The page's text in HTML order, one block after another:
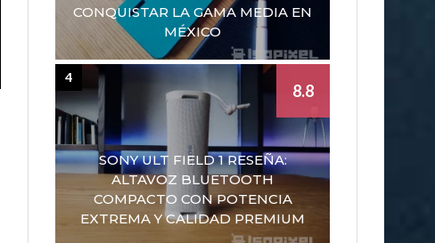
CONQUISTAR LA GAMA MEDIA EN
MÉXICO
SONY ULT FIELD 1 RESEÑA:
ALTAVOZ BLUETOOTH
COMPACTO CON POTENCIA
EXTREMA Y CALIDAD PREMIUM
8.8
4